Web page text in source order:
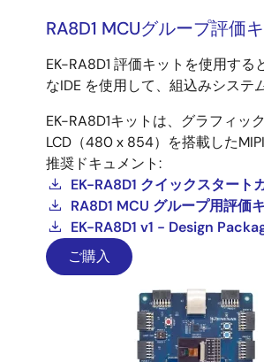
RA8D1 MCUグループ評価
EK-RA8D1 評価キットを使用する
なIDE を使用して、組込みシステ
EK-RA8D1キットは、グラフィッ
LCD（480 x 854）を搭載した
推奨ドキュメント:
EK-RA8D1 クイックスタート
RA8D1 MCU グループ用評価
EK-RA8D1 v1 - Design
ご購入